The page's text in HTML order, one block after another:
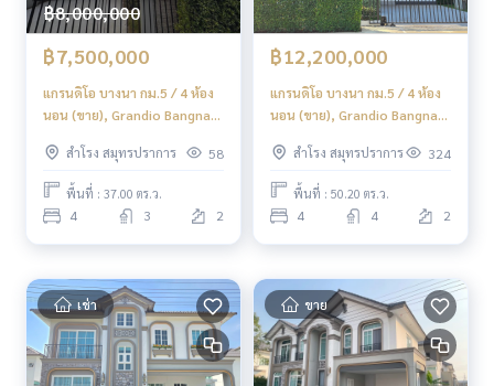
฿8,000,000
฿7,500,000
แกรนดิโอ บางนา กม.5 / 4 ห้อง
นอน (ขาย), Grandio Bangna
SALE) DA032
สำโรง สมุทรปราการ 58
พื้นที่ : 37.00 ตร.ว.
4 3 2
฿12,200,000
แกรนดิโอ บางนา กม.5 / 4 ห้อง
นอน (ขาย), Grandio Bangna
SALE) YOK057
สำโรง สมุทรปราการ 324
พื้นที่ : 50.20 ตร.ว.
4 4 2
เช่า ขาย